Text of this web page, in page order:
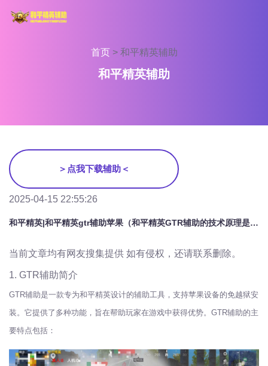
首页 > 和平精英辅助
和平精英辅助
＞点我下载辅助＜
2025-04-15 22:55:26
和平精英|和平精英gtr辅助苹果（和平精英GTR辅助的技术原理是什么？）
当前文章均有网友搜集提供 如有侵权，还请联系删除。
1. GTR辅助简介
GTR辅助是一款专为和平精英设计的辅助工具，支持苹果设备的免越狱安
装。它提供了多种功能，旨在帮助玩家在游戏中获得优势。GTR辅助的主
要特点包括：